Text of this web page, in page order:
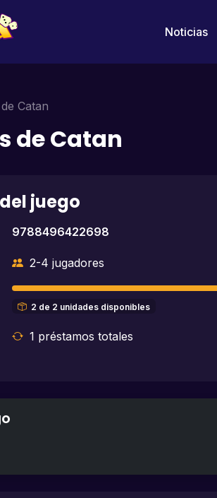
Noticias
Catan
de Catan
juego
9788496422698
2-4 jugadores
2 de 2 unidades disponibles
1 préstamos totales